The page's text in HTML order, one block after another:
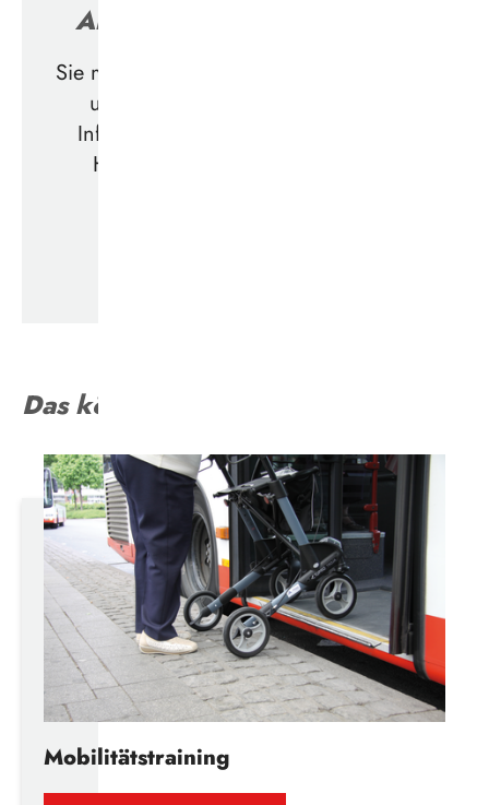
Alle Details zum Nachlesen
Sie möchten alles in Ruhe nachlesen? In
unserer Broschüre finden Sie alle
Informationen zum Ablauf, wichtige
Hinweise und eine Übersicht der
Das könnte Sie interessieren
Mobilitätstraining